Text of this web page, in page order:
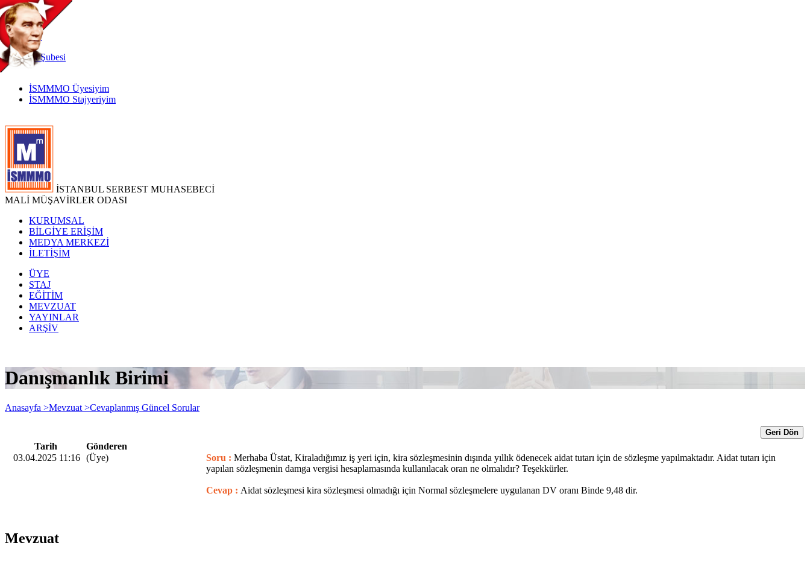
TR
|
EN
İnternetŞubesi
İSMMMO Üyesiyim
İSMMMO Stajyeriyim
İSTANBUL SERBEST MUHASEBECİ
MALİ MÜŞAVİRLER ODASI
KURUMSAL
BİLGİYE ERİŞİM
MEDYA MERKEZİ
İLETİŞİM
ÜYE
STAJ
EĞİTİM
MEVZUAT
YAYINLAR
ARŞİV
Danışmanlık Birimi
Anasayfa >Mevzuat >Cevaplanmış Güncel Sorular
Geri Dön
Tarih
Gönderen
03.04.2025 11:16 (Üye) Soru : Merhaba Üstat, Kiraladığımız iş yeri için, kira sözleşmesinin dışında yıllık ödenecek aidat tutarı için de sözleşme yapılmaktadır. Aidat tutarı için
yapılan sözleşmenin damga vergisi hesaplamasında kullanılacak oran ne olmalıdır? Teşekkürler.
Cevap : Aidat sözleşmesi kira sözleşmesi olmadığı için Normal sözleşmelere uygulanan DV oranı Binde 9,48 dir.
Mevzuat